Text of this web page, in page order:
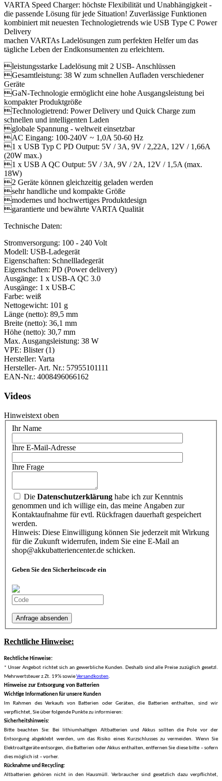
VARTA Speed Charger: höchste Flexibilität und Unabhängigkeit -
die passende Lösung für jede Situation! Zuverlässige Funktionen
kombiniert mit neuesten Technologietrends wie USB Type C Power
Delivery
machen VARTAs Ladelösungen zum perfekten Helfer um das
tägliche Leben der Endkonsumenten zu erleichtern.
leistungsstarke Ladelösung mit 2 USB- Anschlüssen
Gesamtleistung: 38 W zum schnellen Aufladen verschiedener
Geräte
GaN-Technologie ermöglicht eine hohe Ausgangsleistung bei
kompakter Produktgröße
Technologietrend: Power Delivery und Quick Charge zum
schnellen und intelligenten Laden
globale Spannung - weltweit einsetzbar
AC Eingang: 100-240V ~ 1,0A 50-60 Hz
1 x USB Typ C PD Output: 5V / 3A, 9V / 2,22A, 12V / 1,66A
(20W max.)
1 x USB A QC Output: 5V / 3A, 9V / 2A, 12V / 1,5A (max.
18W)
2 Geräte können gleichzeitig geladen werden
sehr handliche und kompakte Größe
modernes und hochwertiges Produktdesign
garantierte und bewährte VARTA Qualität
Technische Daten:
Stromversorgung: 100 - 240 Volt
Modell: USB-Ladegerät
Eigenschaften: Schnellladegerät
Eigenschaften: PD (Power delivery)
Ausgänge: 1 x USB-A QC 3.0
Ausgänge: 1 x USB-C
Farbe: weiß
Nettogewicht: 101 g
Länge (netto): 89,5 mm
Breite (netto): 36,1 mm
Höhe (netto): 30,7 mm
Max. Ausgangsleistung: 38 W
VPE: Blister (1)
Hersteller: Varta
Hersteller- Art. Nr.: 57955101111
EAN-Nr.: 4008496066162
Videos
Hinweistext oben
Ihr Name
Ihre E-Mail-Adresse
Ihre Frage
Die Datenschutzerklärung habe ich zur Kenntnis
genommen und ich willige ein, das meine Angaben zur
Kontaktaufnahme für evtl. Rückfragen dauerhaft gespeichert
werden.
Hinweis: Diese Einwilligung können Sie jederzeit mit Wirkung
für die Zukunft widerrufen, indem Sie eine E-Mail an
shop@akkubatteriencenter.de schicken.
Geben Sie den Sicherheitscode ein
Anfrage absenden
Rechtliche Hinweise:
Rechtliche Hinweise:
* Unser Angebot richtet sich an gewerbliche Kunden. Deshalb sind alle Preise zuzüglich gesetzl.
Mehrwertsteuer z.Zt. 19% sowieVersandkosten.
Hinweise zur Entsorgung von Batterien
Wichtige Informationen für unsere Kunden
Im Rahmen des Verkaufs von Batterien oder Geräten, die Batterien enthalten, sind wir
verpflichtet, Sie über folgende Punkte zu informieren:
Sicherheitshinweis:
Bitte beachten Sie: Bei lithiumhaltigen Altbatterien und Akkus sollten die Pole vor der
Entsorgung abgeklebt werden, um das Risiko eines Kurzschlusses zu vermeiden. Wenn Sie
Elektroaltgeräte entsorgen, die Batterien oder Akkus enthalten, entfernen Sie diese bitte – sofern
dies möglich ist – vorher.
Rücknahme und Recycling:
Altbatterien gehören nicht in den Hausmüll. Verbraucher sind gesetzlich dazu verpflichtet,